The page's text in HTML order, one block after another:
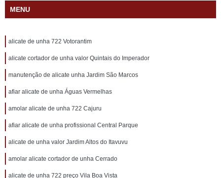
MENU
alicate de unha 722 Votorantim
alicate cortador de unha valor Quintais do Imperador
manutenção de alicate unha Jardim São Marcos
afiar alicate de unha Águas Vermelhas
amolar alicate de unha 722 Cajuru
afiar alicate de unha profissional Central Parque
alicate de unha valor Jardim Altos do Itavuvu
amolar alicate cortador de unha Cerrado
alicate de unha 722 preço Vila Boa Vista